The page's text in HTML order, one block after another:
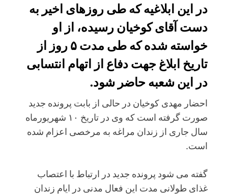
در این ابلاغیه که طی روزهای اخیر به
دست آقای کوخیان رسیده، از او
خواسته شده که طی مدت ۵ روز از
تاریخ ابلاغ جهت دفاع از اتهام انتسابی
در این شعبه حاضر شود.
احضار مهدی کوخیان در حالی از بابت پرونده جدید
صورت گرفته است که وی در تاریخ ۱۰ شهریورماه
سال جاری از زندان مراغه به مرخصی اعزام شده
است.
گفته می شود پرونده جدید در ارتباط با اعتصاب
غذای طولانی مدت این فعال مدنی در ایام زندان